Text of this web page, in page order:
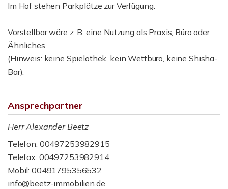
Im Hof stehen Parkplätze zur Verfügung.
Vorstellbar wäre z. B. eine Nutzung als Praxis, Büro oder
Ähnliches
(Hinweis: keine Spielothek, kein Wettbüro, keine Shisha-
Bar).
Ansprechpartner
Herr Alexander Beetz
Telefon: 00497253982915
Telefax: 00497253982914
Mobil: 00491795356532
info@beetz-immobilien.de